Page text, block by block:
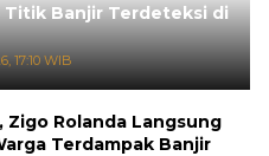
Titik Banjir Terdeteksi di
17:10 WIB
Zigo Rolanda Langsung
Terdampak Banjir